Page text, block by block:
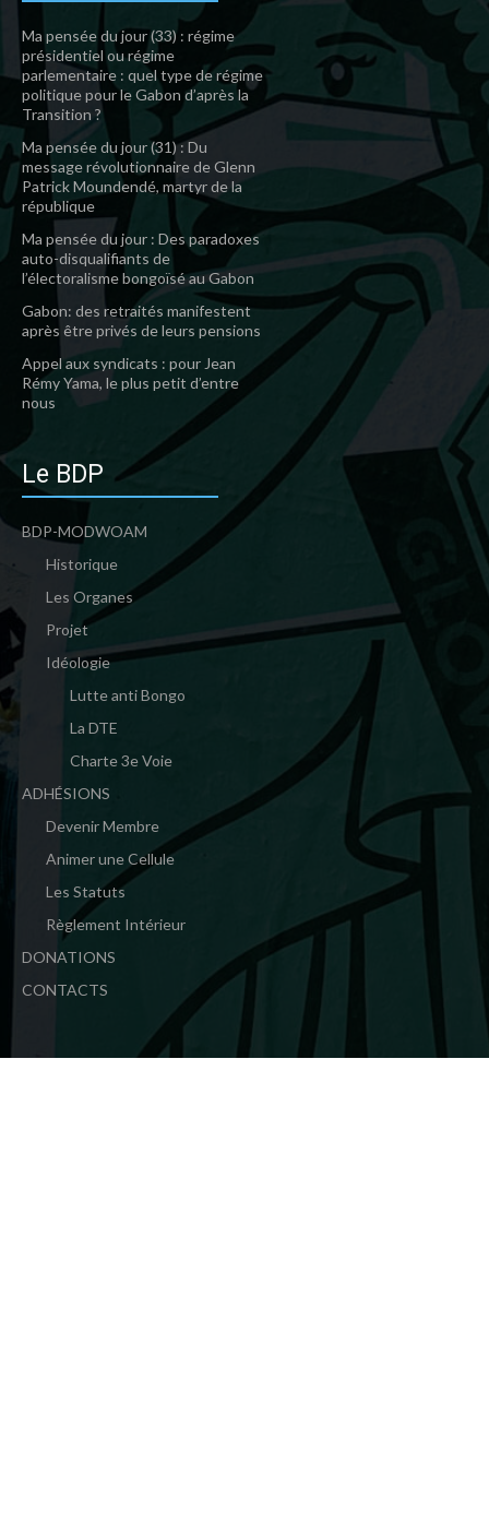
Ma pensée du jour (33) : régime
présidentiel ou régime
parlementaire : quel type de régime
politique pour le Gabon d’après la
Transition ?
Ma pensée du jour (31) : Du
message révolutionnaire de Glenn
Patrick Moundendé, martyr de la
république
Ma pensée du jour : Des paradoxes
auto-disqualifiants de
l’électoralisme bongoïsé au Gabon
Gabon: des retraités manifestent
après être privés de leurs pensions
Appel aux syndicats : pour Jean
Rémy Yama, le plus petit d’entre
nous
Le BDP
BDP-MODWOAM
Historique
Les Organes
Projet
Idéologie
Lutte anti Bongo
La DTE
Charte 3e Voie
ADHÉSIONS
Devenir Membre
Animer une Cellule
Les Statuts
Règlement Intérieur
DONATIONS
CONTACTS